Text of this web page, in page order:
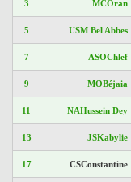
3 MCOran
5 USM Bel Abbes
7 ASOChlef
9 MOBéjaia
11 NAHussein Dey
13 JSKabylie
17 CSConstantine